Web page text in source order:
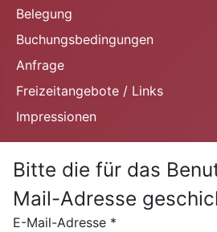
Belegung
Buchungsbedingungen
Anfrage
Freizeitangebote / Links
Impressionen
Bitte die für das
Mail-Adresse
E-Mail-Adresse *